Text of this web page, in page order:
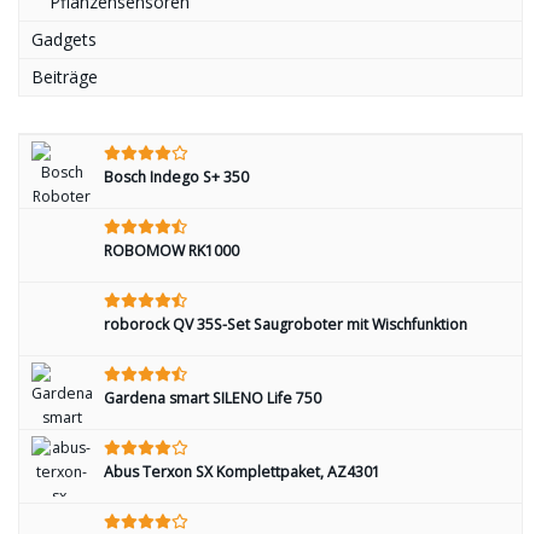
Gadgets
Beiträge
Bosch Indego S+ 350
ROBOMOW RK1000
roborock QV 35S-Set Saugroboter mit Wischfunktion
Gardena smart SILENO Life 750
Abus Terxon SX Komplettpaket, AZ4301